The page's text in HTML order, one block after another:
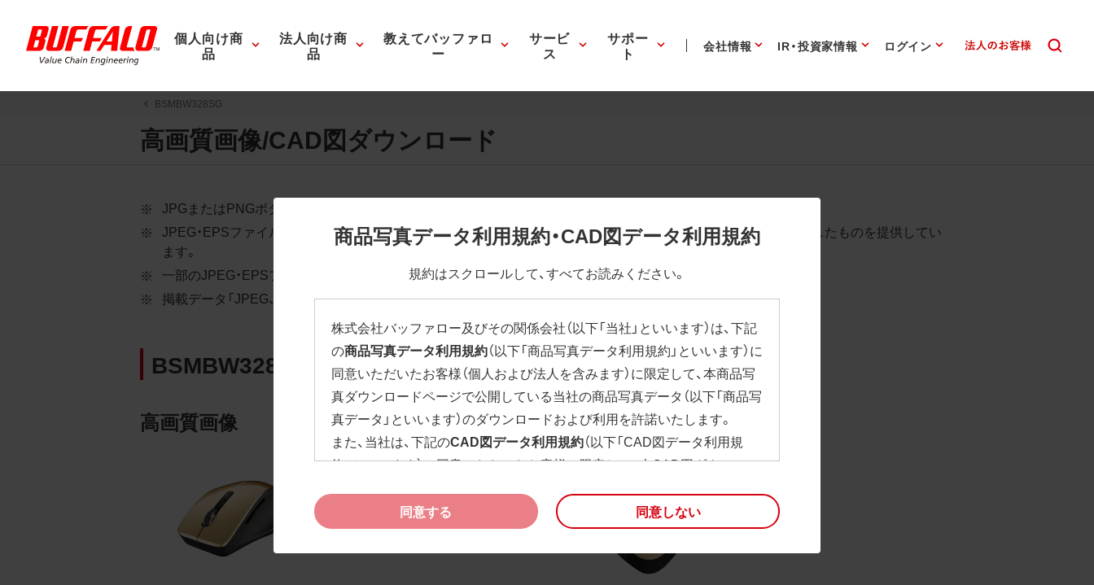
個人向け商
品
法人向け商
品
教えてバッファロ
ー
サービ
ス
サポー
ト 会社情報 IR・投資家情報 ログイン
BSMBW328SG
高画質画像/CAD図ダウンロード
商品写真データ利用規約・CAD図データ利用規約
規約はスクロールして、すべてお読みください。
株式会社バッファロー及びその関係会社（以下「当社」といいます）は、下記
の商品写真データ利用規約（以下「商品写真データ利用規約」といいます）に
同意いただいたお客様（個人および法人を含みます）に限定して、本商品写
真ダウンロードページで公開している当社の商品写真データ（以下「商品写
真データ」といいます）のダウンロードおよび利用を許諾いたします。
また、当社は、下記のCAD図データ利用規約（以下「CAD図データ利用規
約」といいます）に同意いただいたお客様に限定して、本CAD図ダウンロー
ます）の利用を許諾いたします。
お客様が「同意する」ボタンをクリックされた場合、商品写真データ利用規
約及びCAD図データ利用規約に同意いただいたものとみなされます。
なお、商品写真データ利用規約及びCAD図データ利用規約の記載事項は予
同意する 同意しない
JPGまたはPNGボタンを押すと画像の表示。EPSボタンを押すと圧縮ファイルのダウンロードが始まります。
JPEG・EPSファイルにはパスが設定されています。画像編集の際に便利です。PNG画像は原則として背景を透過したものを提供してい
ます。
一部のJPEG・EPSファイルにはパスが設定されていない場合があります。ご了承ください。
掲載データ「JPEG、PNG : 低解像度(RGBカラー)」 「EPS : 高解像度(CMYKカラー)」
BSMBW328SG
高画質画像